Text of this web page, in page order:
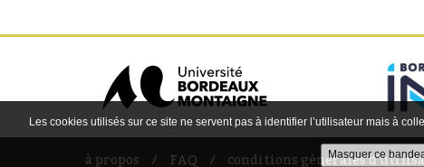
à propos FAQ conditions générales
Les cookies utilisés sur ce site ne servent pas à identifier l’utilisateur mais à